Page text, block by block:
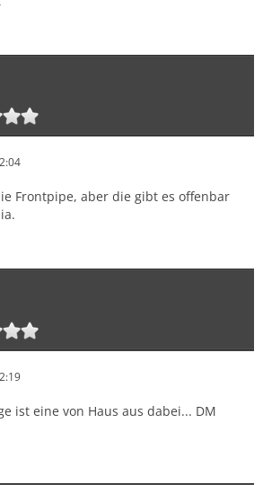
Frontpipe, aber die gibt es offenbar
ist eine von Haus aus dabei... DM